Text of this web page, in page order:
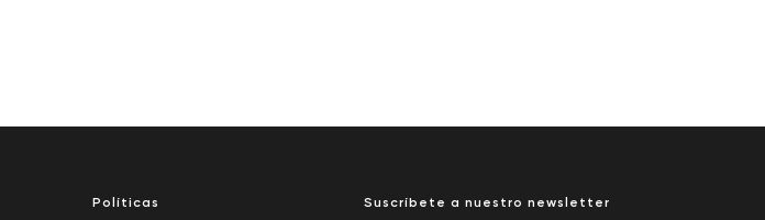
Políticas Suscríbete a nuestro newsletter